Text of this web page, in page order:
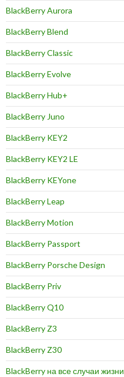
BlackBerry Aurora
BlackBerry Blend
BlackBerry Classic
BlackBerry Evolve
BlackBerry Hub+
BlackBerry Juno
BlackBerry KEY2
BlackBerry KEY2 LE
BlackBerry KEYone
BlackBerry Leap
BlackBerry Motion
BlackBerry Passport
BlackBerry Porsche Design
BlackBerry Priv
BlackBerry Q10
BlackBerry Z3
BlackBerry Z30
BlackBerry на все случаи жизни